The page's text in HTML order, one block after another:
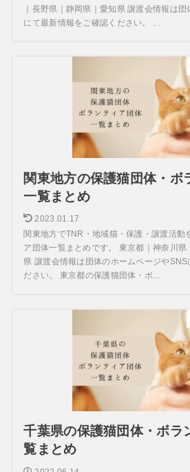
｜長野県｜静岡県｜愛知県 譲渡会情報は
にて最新情報をご確認ください。 ...
関東地方の保護猫団体・ボ
一覧まとめ
2023.01.17
関東地方でTNR・地域猫・保護・譲渡活動
ア団体一覧まとめです。 東京都｜神奈川県
県 譲渡会情報は団体のホームページやSNS
ださい。 東京都の保護猫団体・ボ...
千葉県の保護猫団体・ボラ
覧まとめ